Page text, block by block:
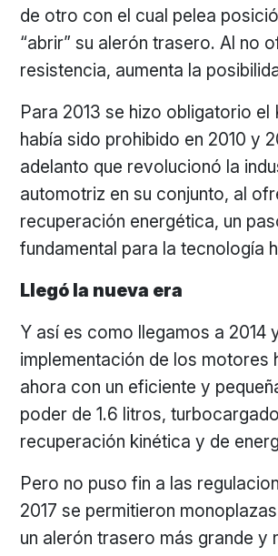
de otro con el cual pelea
“abrir” su alerón trasero. Al no
resistencia, aumenta la
Para 2013 se hizo obligatorio el
había sido prohibido en 2010 y
adelanto que revolucionó la
automotriz en su conjunto, al
recuperación energética, un
fundamental para la tecnología
Llegó la nueva era
Y así es como llegamos a 2014
implementación de los motores
ahora con un eficiente y
poder de 1.6 litros,
recuperación kinética y de
Pero no puso fin a las
2017 se permitieron
un alerón trasero más grande y